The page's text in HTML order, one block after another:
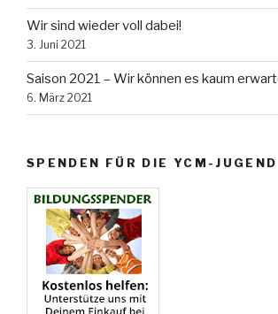
Wir sind wieder voll dabei!
3. Juni 2021
Saison 2021 – Wir können es kaum
6. März 2021
SPENDEN FÜR DIE YCM-JUGEND